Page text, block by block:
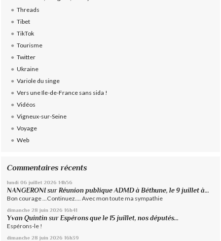
Threads
Tibet
TikTok
Tourisme
Twitter
Ukraine
Variole du singe
Vers une Ile-de-France sans sida !
Vidéos
Vigneux-sur-Seine
Voyage
Web
Commentaires récents
lundi 06 juillet 2026 14h56
NANGERONI surRéunion publique ADMD à Béthune, le 9 juillet à...
Bon courage ...Continuez.... Avec mon toute ma sympathie
dimanche 28 juin 2026 16h41
Yvan Quintin surEspérons que le 15 juillet, nos députés...
Espérons-le !
dimanche 28 juin 2026 16h39